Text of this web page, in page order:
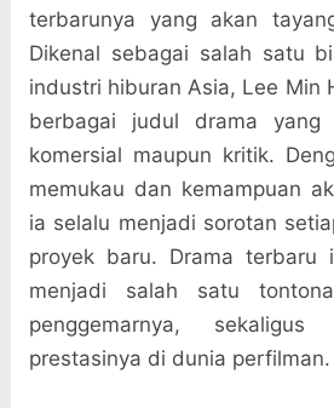
terbarunya yang akan
Dikenal sebagai salah satu
industri hiburan Asia, Lee Min
berbagai judul drama yang
komersial maupun kritik.
memukau dan kemampuan
ia selalu menjadi sorotan
proyek baru. Drama terbaru
menjadi salah satu
penggemarnya,
prestasinya di dunia perfilman.